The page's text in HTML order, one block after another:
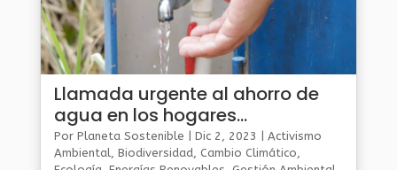
Llamada urgente al ahorro de
agua en los hogares
colombianos
Por Planeta Sostenible | Dic 2, 2023 | Activismo
Ambiental Biodiversidad Cambio Climático